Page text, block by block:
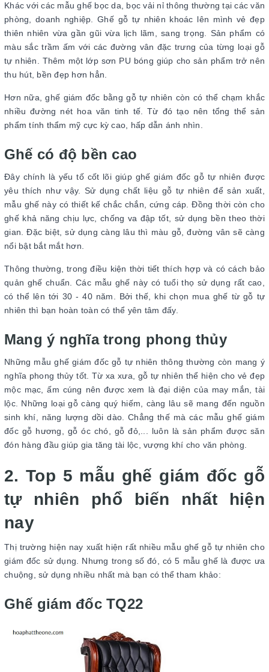
Khác với các mẫu ghế bọc da, bọc vải nỉ thông thường tại các văn
phòng, doanh nghiệp. Ghế gỗ tự nhiên khoác lên mình vẻ đẹp
thiên nhiên vừa gần gũi vừa lịch lãm, sang trọng. Sản phẩm có
màu sắc trầm ấm với các đường vân đặc trưng của từng loại gỗ
tự nhiên. Thêm một lớp sơn PU bóng giúp cho sản phẩm trở nên
thu hút, bền đẹp hơn hẳn.
Hơn nữa, ghế giám đốc bằng gỗ tự nhiên còn có thể chạm khắc
nhiều đường nét hoa văn tinh tế. Từ đó tạo nên tổng thể sản
phẩm tính thẩm mỹ cực kỳ cao, hấp dẫn ánh nhìn.
Ghế có độ bền cao
Đây chính là yếu tố cốt lõi giúp ghế giám đốc gỗ tự nhiên được
yêu thích như vậy. Sử dụng chất liệu gỗ tự nhiên để sản xuất,
mẫu ghế này có thiết kế chắc chắn, cứng cáp. Đồng thời còn cho
ghế khả năng chịu lực, chống va đập tốt, sử dụng bền theo thời
gian. Đặc biệt, sử dụng càng lâu thì màu gỗ, đường vân sẽ càng
nổi bật bắt mắt hơn.
Thông thường, trong điều kiện thời tiết thích hợp và có cách bảo
quản ghế chuẩn. Các mẫu ghế này có tuổi thọ sử dụng rất cao,
có thể lên tới 30 - 40 năm. Bởi thế, khi chọn mua ghế từ gỗ tự
nhiên thì bạn hoàn toàn có thể yên tâm đấy.
Mang ý nghĩa trong phong thủy
Những mẫu ghế giám đốc gỗ tự nhiên thông thường còn mang ý
nghĩa phong thủy tốt. Từ xa xưa, gỗ tự nhiên thể hiện cho vẻ đẹp
mộc mạc, ấm cúng nên được xem là đại diện của may mắn, tài
lộc. Những loại gỗ càng quý hiếm, càng lâu sẽ mang đến nguồn
sinh khí, năng lượng dồi dào. Chẳng thế mà các mẫu ghế giám
đốc gỗ hương, gỗ óc chó, gỗ đỏ,... luôn là sản phẩm được săn
đón hàng đầu giúp gia tăng tài lộc, vượng khí cho văn phòng.
2. Top 5 mẫu ghế giám đốc gỗ
tự nhiên phổ biến nhất hiện
nay
Thị trường hiện nay xuất hiện rất nhiều mẫu ghế gỗ tự nhiên cho
giám đốc sử dụng. Nhưng trong số đó, có 5 mẫu ghế là được ưa
chuộng, sử dụng nhiều nhất mà bạn có thể tham khảo:
Ghế giám đốc TQ22